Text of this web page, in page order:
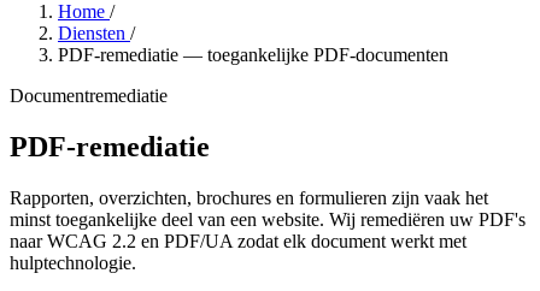
Home /
Diensten /
PDF-remediatie — toegankelijke PDF-documenten
Documentremediatie
PDF-remediatie
Rapporten, overzichten, brochures en formulieren zijn vaak het
minst toegankelijke deel van een website. Wij remediëren uw PDF's
naar WCAG 2.2 en PDF/UA zodat elk document werkt met
hulptechnologie.